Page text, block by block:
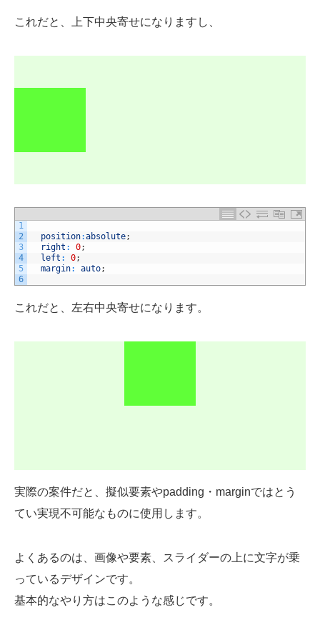
これだと、上下中央寄せになりますし、
1
2
3
4
5
6
position:absolute;
right : 0;
left : 0;
margin: auto;
これだと、左右中央寄せになります。
実際の案件だと、擬似要素やpadding・marginではとう
てい実現不可能なものに使用します。
よくあるのは、画像や要素、スライダーの上に文字が乗
っているデザインです。
基本的なやり方はこのような感じです。